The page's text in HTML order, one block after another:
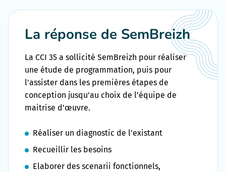
La réponse de SemBreizh
La CCI 35 a sollicité SemBreizh pour réaliser
une étude de programmation, puis pour
l'assister dans les premières étapes de
conception jusqu'au choix de l’équipe de
maitrise d’œuvre.
Réaliser un diagnostic de l'existant
Recueillir les besoins
Elaborer des scenarii fonctionnels,